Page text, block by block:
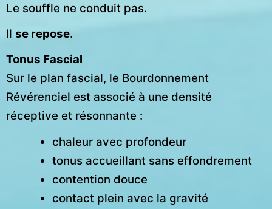
Le souffle ne conduit pas.
Il se repose.
Tonus Fascial
Sur le plan fascial, le Bourdonnement
Révérenciel est associé à une densité
réceptive et résonnante :
chaleur avec profondeur
tonus accueillant sans effondrement
contention douce
contact plein avec la gravité